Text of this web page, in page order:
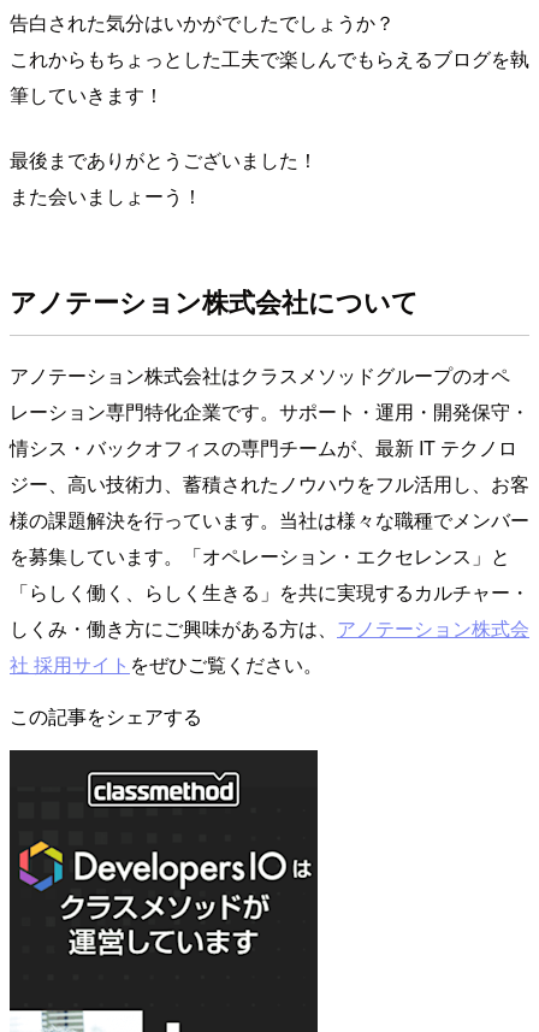
告白された気分はいかがでしたでしょうか？
これからもちょっとした工夫で楽しんでもらえるブログを執
筆していきます！
最後までありがとうございました！
また会いましょーう！
アノテーション株式会社について
アノテーション株式会社はクラスメソッドグループのオペ
レーション専門特化企業です。サポート・運用・開発保守・
情シス・バックオフィスの専門チームが、最新 IT テクノロ
ジー、高い技術力、蓄積されたノウハウをフル活用し、お客
様の課題解決を行っています。当社は様々な職種でメンバー
を募集しています。「オペレーション・エクセレンス」と
「らしく働く、らしく生きる」を共に実現するカルチャー・
しくみ・働き方にご興味がある方は、 アノテーション株式会
社 採用サイト をぜひご覧ください。
この記事をシェアする